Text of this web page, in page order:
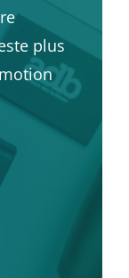
plus